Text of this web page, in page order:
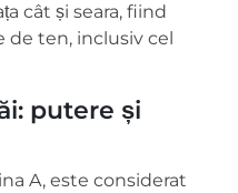
cât și seara, fiind
ten, inclusiv cel
putere și
A, este considerat